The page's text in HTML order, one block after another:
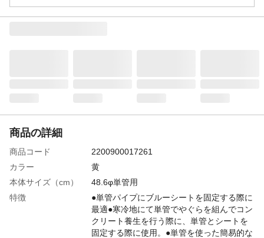
商品の詳細
商品コード
2200900017261
カラー
黄
本体サイズ（cm）
48.6φ単管用
特徴
●単管パイプにブルーシートを固定する際に
最適●寒冷地にて単管でやぐらを組んでコン
クリート養生を行う際に、単管とシートを
固定する際に使用。●単管を使った簡易的な